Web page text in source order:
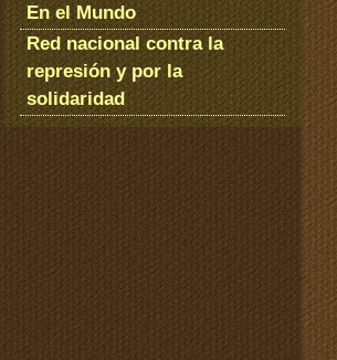
En el Mundo
Red nacional contra la
represión y por la
solidaridad